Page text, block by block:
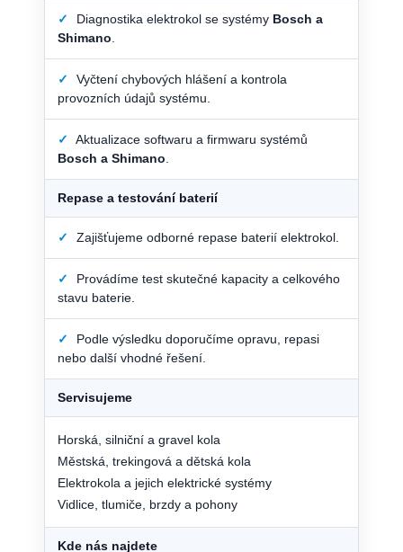
✓ Diagnostika elektrokol se systémy Bosch a
Shimano
✓
Vyčtení chybových hlášení a kontrola
provozních údajů systému.
✓
Aktualizace softwaru a firmwaru systémů
Bosch a Shimano
Repase a testování baterií
✓ Zajišťujeme odborné repase baterií elektrokol.
✓
Provádíme test skutečné kapacity a celkového
stavu baterie.
✓
Podle výsledku doporučíme opravu, repasi
nebo další vhodné řešení.
Servisujeme
Horská, silniční a gravel kola
Městská, trekingová a dětská kola
Elektrokola a jejich elektrické systémy
Vidlice, tlumiče, brzdy a pohony
Kde nás najdete